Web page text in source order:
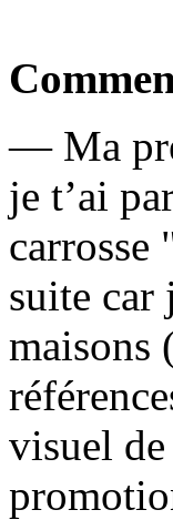
— Ma
je t’ai
carrosse
suite car
maisons
visuel de